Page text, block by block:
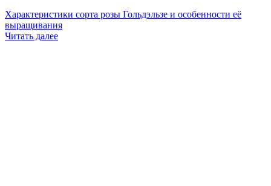
Характеристики сорта розы Гольдэльзе и особенности её
выращивания
Читать далее